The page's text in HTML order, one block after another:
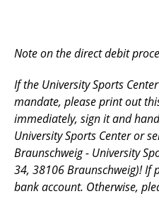
Note on the direct debit
If the University Sports
mandate, please print out
immediately, sign it and
University Sports Center or
Braunschweig - University
34, 38106 Braunschweig)! If
bank account. Otherwise,